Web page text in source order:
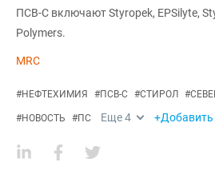
ПСВ-С включают Styropek, EPSilyte,
Polymers.
MRC
#НЕФТЕХИМИЯ #ПСВ-С #СТИРОЛ #
#НОВОСТЬ #ПС Еще4 +Добавить